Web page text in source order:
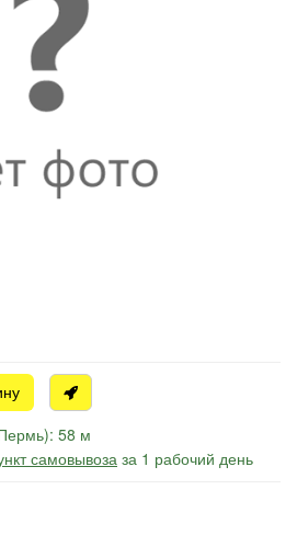
58 м
самовывоза за 1 рабочий день